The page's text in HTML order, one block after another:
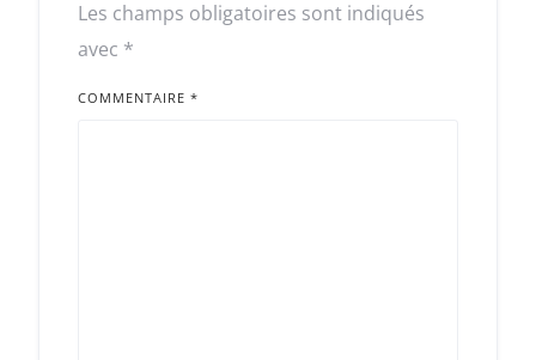
Les champs obligatoires sont indiqués
avec *
COMMENTAIRE *